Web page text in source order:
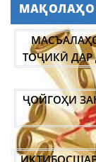
110
МАҚОЛАҲО
ТОҶИКӢ ДАР
ҶОЙГОҲИ